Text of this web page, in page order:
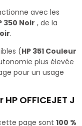
avec les
350 Noir , de la
.
(HP 351 Couleur
plus élevée
pour un usage
OFFICEJET J
page sont 100 %